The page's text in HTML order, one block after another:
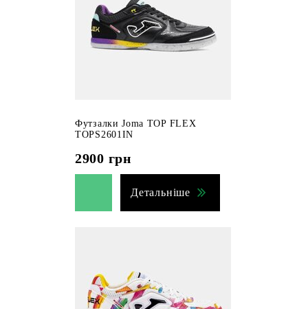
Футзалки Joma TOP FLEX
TOPS2601IN
2900 грн
Детальніше